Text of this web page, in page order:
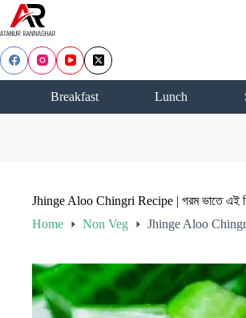
Skip
content
Breakfast Lunch
Jhinge Aloo Chingri Recipe | গরম ভাতে এই
Home
Non Veg Jhinge Aloo Chingri